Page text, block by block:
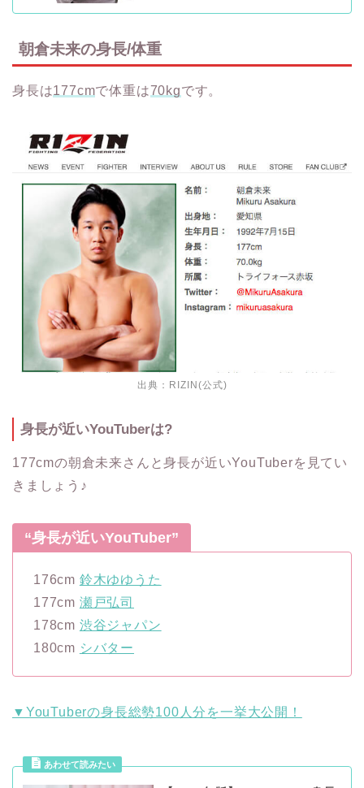
朝倉未来の身長/体重
身長は177cmで体重は70kgです。
出典： RIZIN(公式)
身長が近いYouTuberは?
177cmの朝倉未来さんと身長が近いYouTuberを見てい
きましょう♪
“身長が近いYouTuber”
176cm 鈴木ゆゆうた
177cm 瀬戸弘司
178cm 渋谷ジャパン
180cm シバター
▼YouTuberの身長総勢100人分を一挙大公開！